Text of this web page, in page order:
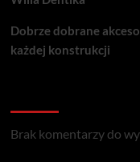
Dobrze dobrane
każdej konstrukcji
Brak komentarzy do